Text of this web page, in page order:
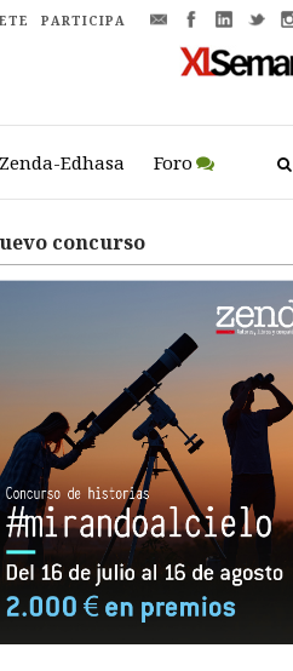
PARTICIPA
Zenda-Edhasa Foro
concurso